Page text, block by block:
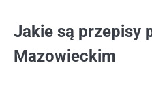
Jakie są przepisy
Mazowieckim